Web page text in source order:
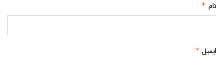
نام *
ایمیل *